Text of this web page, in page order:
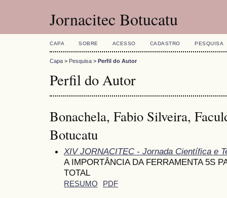
Jornacitec Botucatu
CAPA SOBRE ACESSO CADASTRO PESQUISA
Capa > Pesquisa > Perfil do Autor
Perfil do Autor
Bonachela, Fabio Silveira,
Botucatu
XIV JORNACITEC - Jornada Científica e
A IMPORTÂNCIA DA FERRAMENTA 5S
TOTAL
RESUMO PDF